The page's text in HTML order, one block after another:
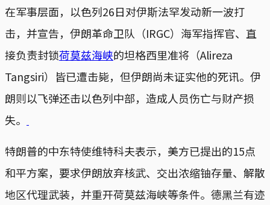
在军事层面，以色列26日对伊斯法罕发动新一波打
击，并宣告，伊朗革命卫队（IRGC）海军指挥官、直
接负责封锁荷莫兹海峡的坦格西里准将（Alireza
Tangsiri）皆已遭击毙，但伊朗尚未证实他的死讯。伊
朗则以飞弹还击以色列中部，造成人员伤亡与财产损
失。
特朗普的中东特使维特科夫表示，美方已提出的15点
和平方案，要求伊朗放弃核武、交出浓缩铀存量、解散
地区代理武装，并重开荷莫兹海峡等条件。德黑兰有迹